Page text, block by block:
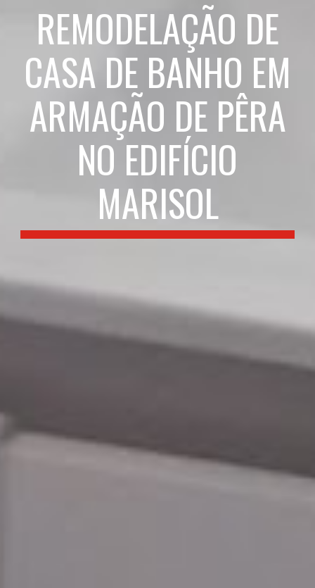
REMODELAÇÃO DE
CASA DE BANHO EM
ARMAÇÃO DE PÊRA
NO EDIFÍCIO
MARISOL